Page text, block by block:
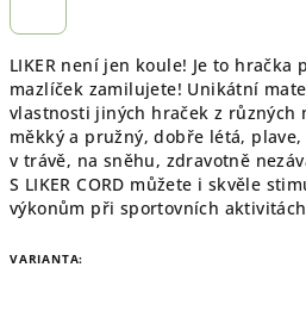
LIKER není jen koule! Je to hračka
mazlíček zamilujete! Unikátní
vlastnosti jiných hraček z různých
měkký a pružný, dobře létá,
v trávě, na sněhu, zdravotně
S LIKER CORD můžete i skvěle
výkonům při sportovních
VARIANTA: